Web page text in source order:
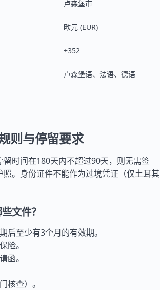
卢森堡市
欧元 (EUR)
+352
卢森堡语、法语、德语
则与停留要求
时间在180天内不超过90天，则无需签
。身份证件不能作为过境凭证（仅土耳其
文件？
后至少有3个月的有效期。
险。
函。
核查）。